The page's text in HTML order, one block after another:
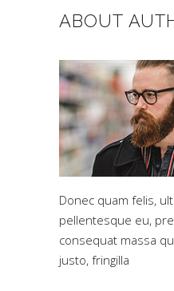
ABOUT
Donec quam felis,
pellentesque eu,
consequat massa
justo, fringilla